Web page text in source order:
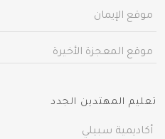
موقع الإيمان
موقع المعجزة الأخيرة
تعليم المهتدين الجدد
أكاديمية سبيلي